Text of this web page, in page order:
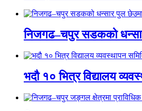
निजगढ–चपुर सडकको
भदौ १० भित्र विद्यालय